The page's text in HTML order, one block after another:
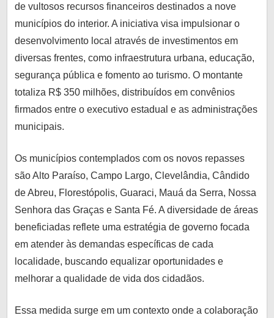
informado
e
conectado
com
o
que
realmente
de vultosos recursos financeiros destinados a nove
municípios do interior. A iniciativa visa impulsionar o
desenvolvimento local através de investimentos em
diversas frentes, como infraestrutura urbana, educação,
segurança pública e fomento ao turismo. O montante
totaliza R$ 350 milhões, distribuídos em convênios
firmados entre o executivo estadual e as administrações
municipais.
Os municípios contemplados com os novos repasses
são Alto Paraíso, Campo Largo, Clevelândia, Cândido
de Abreu, Florestópolis, Guaraci, Mauá da Serra, Nossa
Senhora das Graças e Santa Fé. A diversidade de áreas
beneficiadas reflete uma estratégia de governo focada
em atender às demandas específicas de cada
localidade, buscando equalizar oportunidades e
melhorar a qualidade de vida dos cidadãos.
Essa medida surge em um contexto onde a colaboração